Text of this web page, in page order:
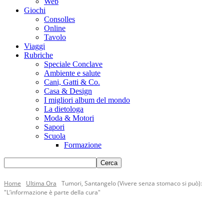
Giochi
Consolles
Online
Tavolo
Viaggi
Rubriche
Speciale Conclave
Ambiente e salute
Cani, Gatti & Co.
Casa & Design
I migliori album del mondo
La dietologa
Moda & Motori
Sapori
Scuola
Formazione
Home Ultima Ora
Tumori, Santangelo (Vivere senza stomaco si può):
"L’informazione è parte della cura"